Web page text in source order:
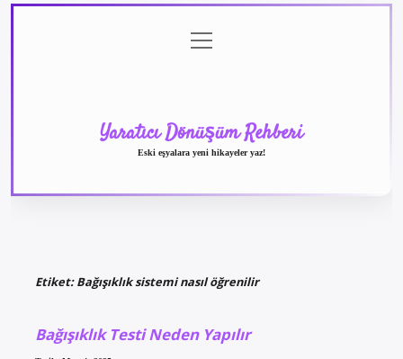
menüyü
aç
Yaratıcı Dönüşüm Rehberi
Eski eşyalara yeni hikayeler yaz!
Etiket:Bağışıklık sistemi nasıl öğrenilir
Bağışıklık Testi Neden Yapılır